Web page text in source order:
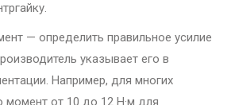
— определить правильное усилие
указывает его в
Например, для многих